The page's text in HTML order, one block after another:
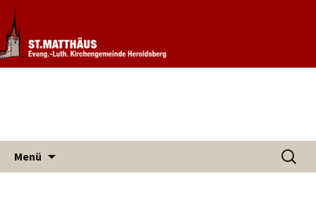
Evang. Kirchengemeinde St.
Matthäus Heroldsberg
Informationen rund um unsere
Kirchengemeinde
Menü
Suchen
nach: